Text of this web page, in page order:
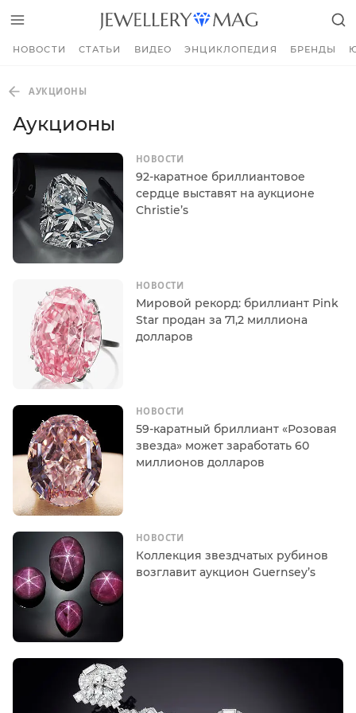
НОВОСТИ СТАТЬИ ВИДЕО ЭНЦИКЛОПЕДИЯ БРЕНДЫ
АУКЦИОНЫ
Аукционы
НОВОСТИ
92-каратное бриллиантовое
сердце выставят на аукционе
Christie’s
НОВОСТИ
Мировой рекорд: бриллиант Pink
Star продан за 71,2 миллиона
долларов
НОВОСТИ
59-каратный бриллиант «Розовая
звезда» может заработать 60
миллионов долларов
НОВОСТИ
Коллекция звездчатых рубинов
возглавит аукцион Guernsey’s